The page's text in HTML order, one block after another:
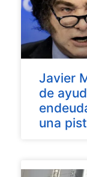
Javier
de
una